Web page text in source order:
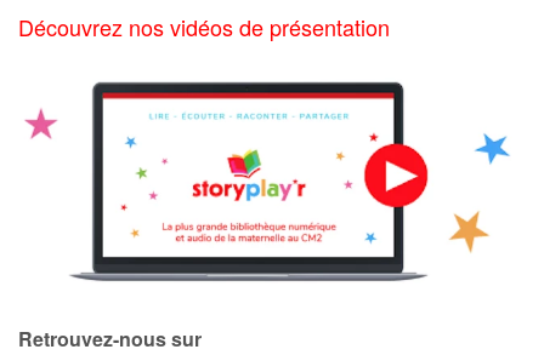
Par thématique
Rencontres et témoignages
Contes d'ici et d'ailleurs
Autour de la lecture
Apprendre à lire
Livre audio
Découvrez nos vidéos de présentation
Retrouvez-nous sur